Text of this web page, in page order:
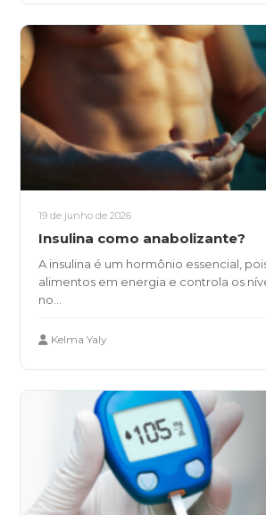
19 de junho de 2026
Insulina como anabolizante?
A insulina é um hormônio essencial,
alimentos em energia e controla os
no...
Kelma Yaly